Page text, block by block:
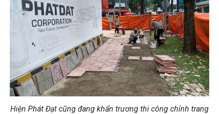
Hiện Phát Đạt cũng đang khẩn trương thi công chỉnh trang